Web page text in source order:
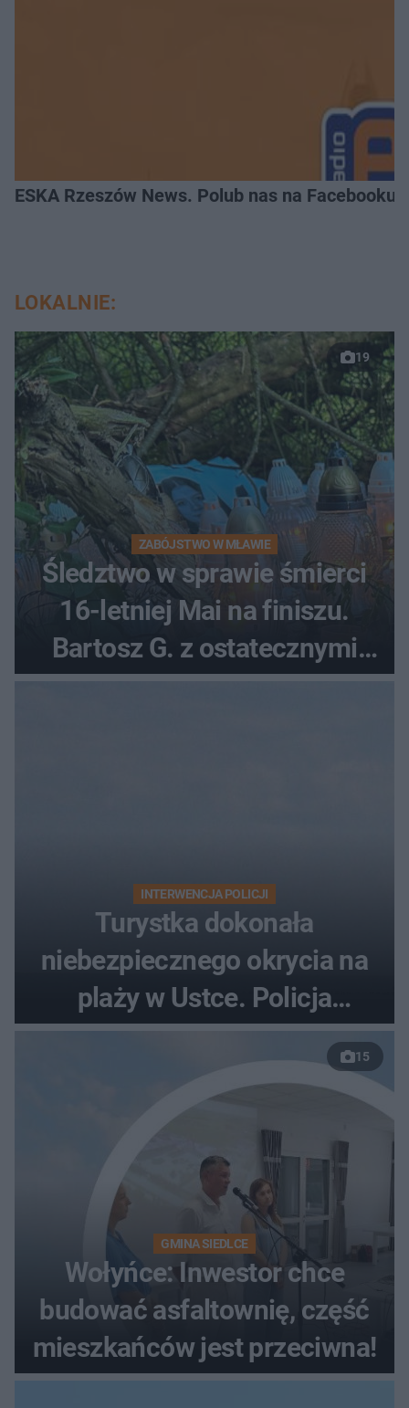
ESKA Rzeszów News. Polub nas na Facebooku!
LOKALNIE:
19
ZABÓJSTWO W MŁAWIE
Śledztwo w sprawie śmierci
16-letniej Mai na finiszu.
Bartosz G. z ostatecznymi
INTERWENCJA POLICJI
Turystka dokonała
niebezpiecznego okrycia na
plaży w Ustce. Policja
musiała zamknąć odcinek
wybrzeża
15
GMINA SIEDLCE
Wołyńce: Inwestor chce
budować asfaltownię, część
mieszkańców jest przeciwna!